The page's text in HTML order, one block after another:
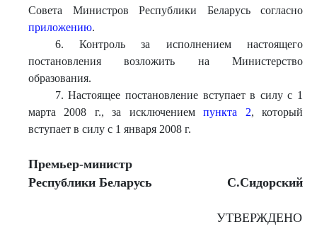
Совета Министров Республики Беларусь согласно
приложению.
6. Контроль за исполнением настоящего
постановления возложить на Министерство
образования.
7. Настоящее постановление вступает в силу с 1
марта 2008 г., за исключениемпункта 2, который
вступает в силу с 1 января 2008 г.
Премьер-министр
Республики Беларусь
С.Сидорский
УТВЕРЖДЕНО